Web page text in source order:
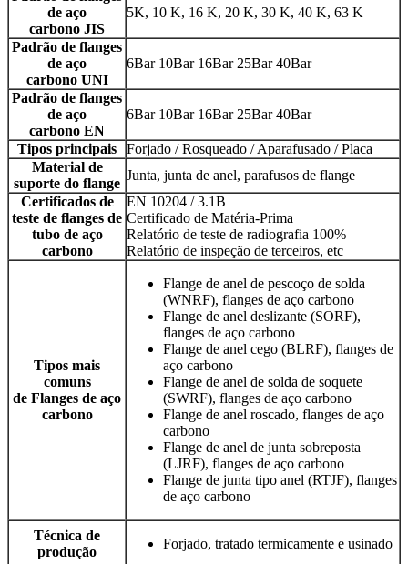
de aço
carbono JIS
5K, 10 K, 16 K, 20 K, 30 K, 40 K, 63 K
Padrão de flanges
de aço
carbonoUNI
6Bar 10Bar 16Bar 25Bar 40Bar
Padrão de flanges
de aço
carbono EN
6Bar 10Bar 16Bar 25Bar 40Bar
Tipos principais
Forjado / Rosqueado / Aparafusado / Placa
Material de
suporte do flange
Junta, junta de anel, parafusos de flange
Certificados de
teste de flanges de
tubo de aço
carbono
EN 10204 / 3.1B
Certificado de Matéria-Prima
Relatório de teste de radiografia 100%
Relatório de inspeção de terceiros, etc
Tipos mais
comuns
de Flanges de aço
carbono
Flange de anel de pescoço de solda
(WNRF), flanges de aço carbono
Flange de anel deslizante (SORF),
flanges de aço carbono
Flange de anel cego (BLRF), flanges de
aço carbono
Flange de anel de solda de soquete
(SWRF), flanges de aço carbono
Flange de anel roscado, flanges de aço
carbono
Flange de anel de junta sobreposta
(LJRF), flanges de aço carbono
Flange de junta tipo anel (RTJF), flanges
de aço carbono
Técnica de
produção
Forjado, tratado termicamente e usinado